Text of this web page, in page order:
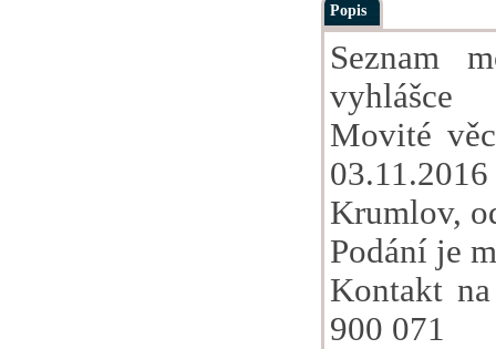
Popis
Seznam
vyhlášce
Movité
Krumlov,
Podání je
Kontakt
900 071